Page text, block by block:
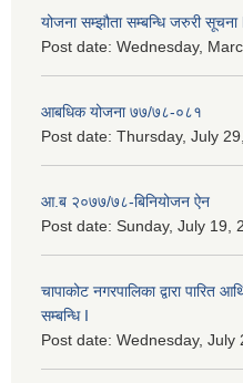
योजना सम्झौता सम्बन्धि जरुरी सूचना
Post date: Wednesday,
आबधिक योजना ७७/७८-०८१
Post date: Thursday, July
आ.ब २०७७/७८-बिनियोजन ऐन
Post date: Sunday, July 19,
चापाकोट नगरपालिका द्वारा पारित
सम्बन्धि I
Post date: Wednesday, July